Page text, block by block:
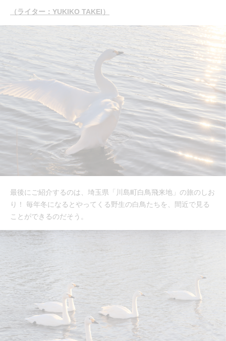
（ライター：YUKIKO TAKEI）
最後にご紹介するのは、埼玉県「川島町白鳥飛来地」の旅のしお
り！ 毎年冬になるとやってくる野生の白鳥たちを、間近で見る
ことができるのだそう。